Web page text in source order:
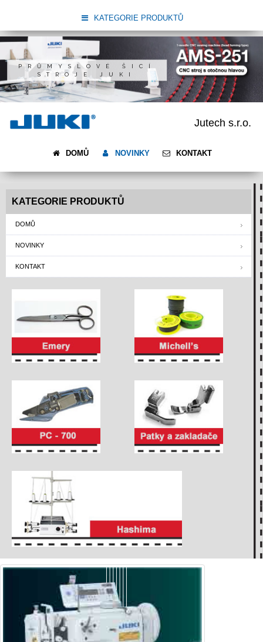
KATEGORIE PRODUKTŮ
PRŮMYSLOVÉ ŠICÍ
STROJE JUKI
Jutech s.r.o.
DOMŮ NOVINKY KONTAKT
KATEGORIE PRODUKTŮ
DOMŮ
NOVINKY
KONTAKT